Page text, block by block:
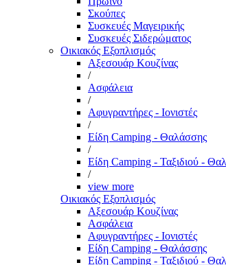
Σκούπες
Συσκευές Μαγειρικής
Συσκευές Σιδερώματος
Οικιακός Εξοπλισμός
Αξεσουάρ Κουζίνας
/
Ασφάλεια
/
Αφυγραντήρες - Ιονιστές
/
Είδη Camping - Θαλάσσης
/
Είδη Camping - Ταξιδιού -
/
view more
Οικιακός Εξοπλισμός
Αξεσουάρ Κουζίνας
Ασφάλεια
Αφυγραντήρες - Ιονιστές
Είδη Camping - Θαλάσσης
Είδη Camping - Ταξιδιού -